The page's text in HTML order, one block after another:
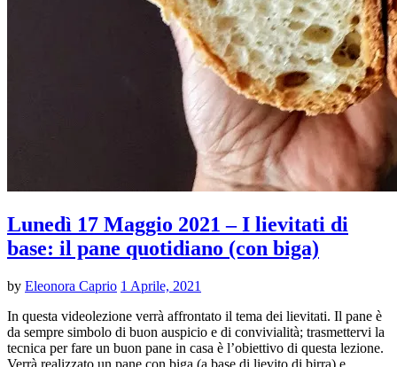
Lunedì 17 Maggio 2021 – I lievitati di
base: il pane quotidiano (con biga)
by Eleonora Caprio 1 Aprile, 2021
In questa videolezione verrà affrontato il tema dei lievitati. Il pane è
da sempre simbolo di buon auspicio e di convivialità; trasmettervi la
tecnica per fare un buon pane in casa è l’obiettivo di questa lezione.
Verrà realizzato un pane con biga (a base di lievito di birra) e